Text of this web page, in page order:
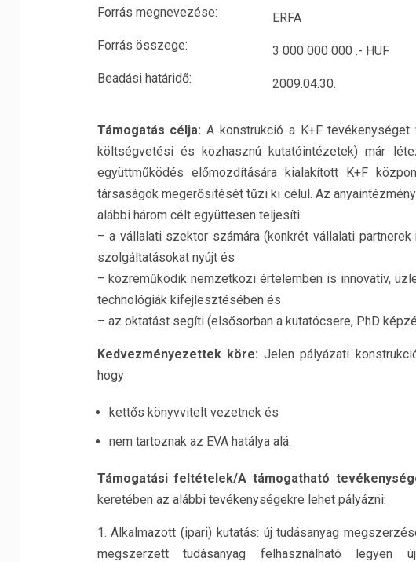
Forrás megnevezése:
ERFA
Forrás összege:
3 000 000 000 .- HUF
Beadási határidő:
2009.04.30.
Támogatás célja: A konstrukció a K+F
költségvetési és közhasznú kutatóintézetek) már
együttműködés előmozdítására kialakított K+F
társaságok megerősítését tűzi ki célul. Az
alábbi három célt együttesen teljesíti:
– a vállalati szektor számára (konkrét vállalati
szolgáltatásokat nyújt és
– közreműködik nemzetközi értelemben is innovatív,
technológiák kifejlesztésében és
– az oktatást segíti (elsősorban a kutatócsere, PhD
Kedvezményezettek köre: Jelen pályázati
hogy
kettős könyvvitelt vezetnek és
nem tartoznak az EVA hatálya alá.
Támogatási feltételek/A támogatható
keretében az alábbi tevékenységekre lehet pályázni:
1. Alkalmazott (ipari) kutatás: új tudásanyag
megszerzett tudásanyag felhasználható legyen